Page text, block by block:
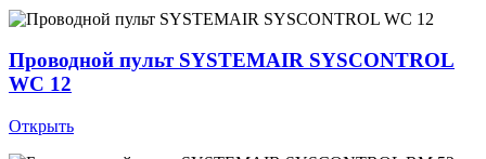
Проводной пульт SYSTEMAIR SYSCONTROL
WC 12
Открыть